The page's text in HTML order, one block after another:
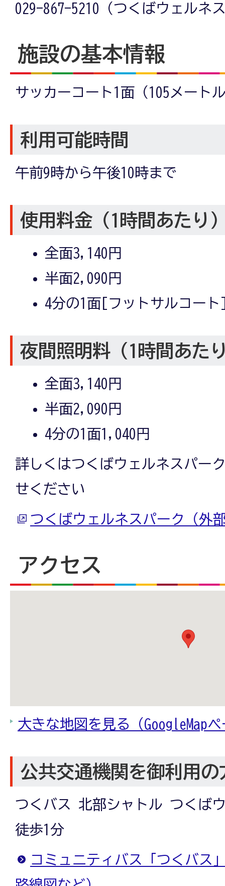
029-867-5210（つくばウェルネ
施設の基本情報
サッカーコート1面（105メート
利用可能時間
午前9時から午後10時まで
使用料金（1時間あたり
全面3,140円
半面2,090円
4分の1面[フットサルコー
夜間照明料（1時間あた
全面3,140円
半面2,090円
4分の1面1,040円
詳しくはつくばウェルネスパー
せください
つくばウェルネスパーク（外
アクセス
大きな地図を見る（GoogleMap
公共交通機関を御利用の
つくバス 北部シャトル つくば
徒歩1分
コミュニティバス「つくバス